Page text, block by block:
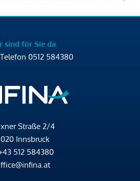
sind für Sie da
0512 584380
Straße 2/4
Innsbruck
512 584380